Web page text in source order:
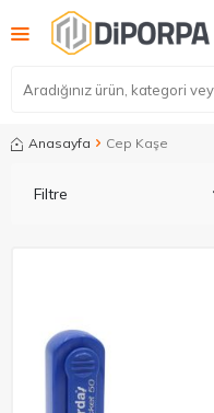
Anasayfa Cep Kaşe
Filtre